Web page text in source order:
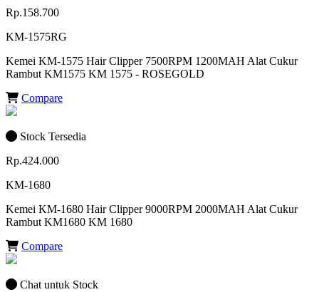
Rp.158.700
KM-1575RG
Kemei KM-1575 Hair Clipper 7500RPM 1200MAH Alat Cukur
Rambut KM1575 KM 1575 - ROSEGOLD
Compare
Stock Tersedia
Rp.424.000
KM-1680
Kemei KM-1680 Hair Clipper 9000RPM 2000MAH Alat Cukur
Rambut KM1680 KM 1680
Compare
Chat untuk Stock